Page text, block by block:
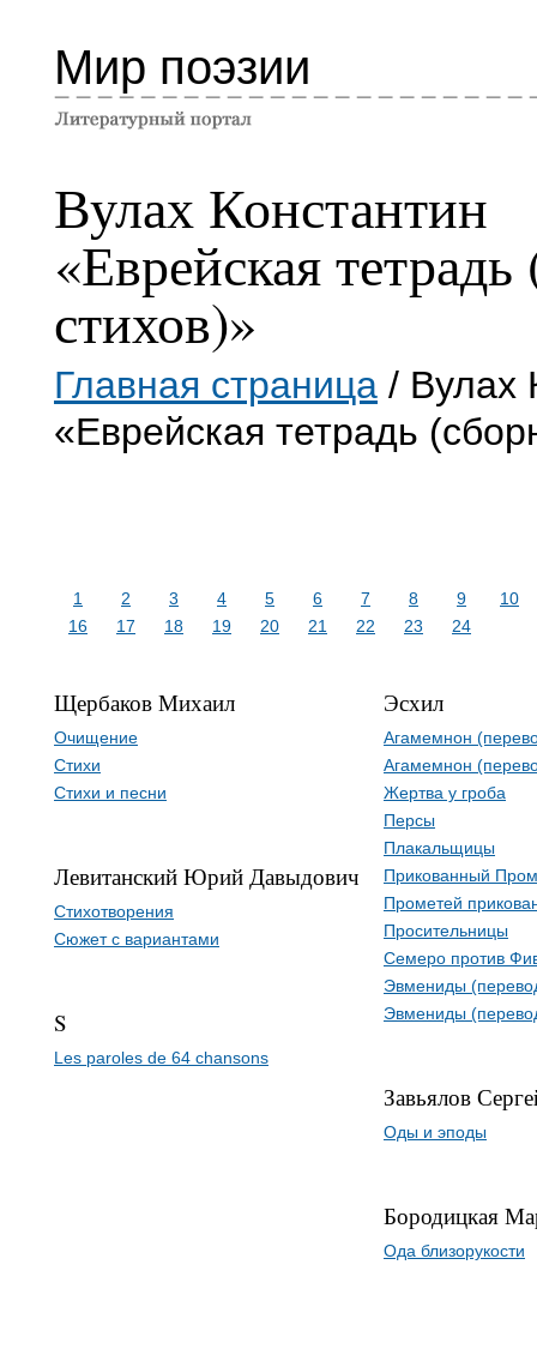
Мир поэзии
Вулах Константин
«Еврейская
стихов)»
Главная страница / Вулах
«Еврейская тетрадь
1 2 3 4 5 6 7 8 9
10
16
17 18 19 20 21 22 23 24
Щербаков Михаил
Очищение
Стихи
Стихи и песни
Левитанский Юрий Давыдович
Стихотворения
Сюжет с вариантами
S
Les paroles de 64 chansons
Эсхил
Агамемнон
Агамемнон
Жертва у гроба
Персы
Плакальщицы
Прикованный
Прометей
Просительницы
Семеро против
Эвмениды
Эвмениды
Завьялов
Оды и эподы
Бородицкая
Ода близорукости